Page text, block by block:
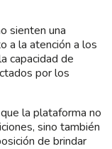
sienten una
a la atención a los
capacidad de
por los
la plataforma no
sino también
de brindar